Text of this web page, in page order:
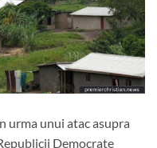
urma unui atac asupra
Democrate